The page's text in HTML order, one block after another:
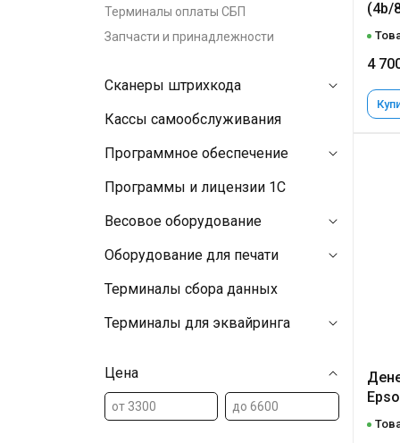
Терминалы оплаты СБП
Запчасти и принадлежности
Сканеры штрихкода
Кассы самообслуживания
Программное обеспечение
Программы и лицензии 1C
Весовое оборудование
Оборудование для печати
Терминалы сбора данных
Терминалы для эквайринга
Цена
(4b/
4